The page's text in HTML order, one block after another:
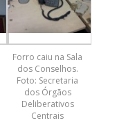
Forro caiu na Sala
dos Conselhos.
Foto: Secretaria
dos Órgãos
Deliberativos
Centrais